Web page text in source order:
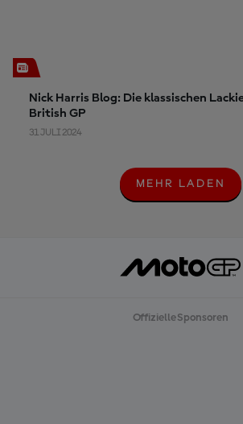
Nick Harris Blog: Die klassischen
British GP
31 JULI 2024
M
E
A
D
MEHR LADEN
Offizielle Sponsoren